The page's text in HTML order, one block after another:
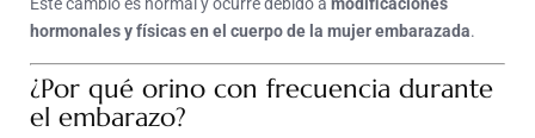
Este cambio es normal y ocurre debido a modificaciones
hormonales y físicas en el cuerpo de la mujer embarazada.
¿Por qué orino con frecuencia durante
el embarazo?